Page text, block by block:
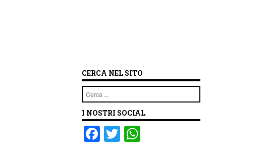
CERCA NEL SITO
Cerca
I NOSTRI SOCIAL
F T